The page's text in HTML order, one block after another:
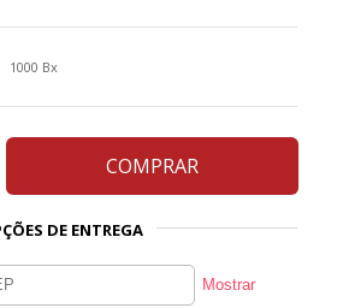
1000 Bx
COMPRAR
DE ENTREGA